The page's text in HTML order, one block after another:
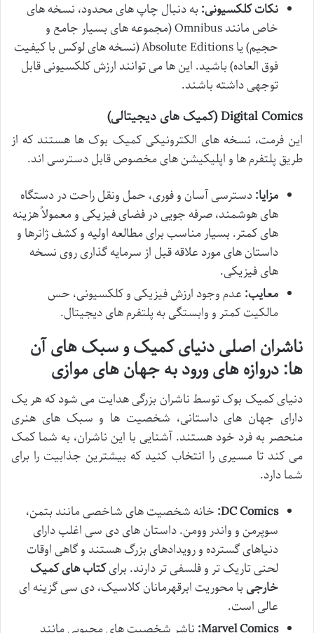
نکات کلکسیونی: به دنبال چاپ های محدود، نسخه های
خاص مانند Omnibus (مجموعه های بسیار جامع و
حجیم) یا Absolute Editions (نسخه های لوکس با کیفیت
فوق العاده) باشید. این ها می توانند ارزش کلکسیونی قابل
توجهی داشته باشند.
Digital Comics (کمیک های دیجیتالی)
این فرمت، نسخه های الکترونیکی کمیک بوک ها هستند که از
طریق پلتفرم ها و اپلیکیشن های مخصوص قابل دسترسی اند.
مزایا:دسترسی آسان و فوری، حمل ونقل راحت در دستگاه
های هوشمند، صرفه جویی در فضای فیزیکی و معمولاً هزینه
های کمتر. بسیار مناسب برای مطالعه اولیه و کشف ژانرها و
داستان های مورد علاقه قبل از سرمایه گذاری روی نسخه
های فیزیکی.
معایب: عدم وجود ارزش فیزیکی و کلکسیونی، حس
مالکیت کمتر و وابستگی به پلتفرم های دیجیتال.
ناشران اصلی دنیای کمیک و سبک های آن
ها: دروازه های ورود به جهان های موازی
دنیای کمیک بوک توسط ناشران بزرگی هدایت می شود که هر یک
دارای جهان های داستانی، شخصیت ها و سبک های هنری
منحصر به فرد خود هستند. آشنایی با این ناشران، به شما کمک
می کند تا مسیری را انتخاب کنید که بیشترین جذابیت را برای
شما دارد.
DC Comics: خانه شخصیت های شاخصی مانند بتمن،
سوپرمن و واندر وومن. داستان های دی سی اغلب دارای
دنیاهای گسترده و رویدادهای بزرگ هستند و گاهی اوقات
لحنی تاریک تر و فلسفی تر دارند. برایکتاب های کمیک
خارجی با محوریت ابرقهرمانان کلاسیک، دی سی گزینه ای
عالی است.
Marvel Comics: ناشر شخصیت های محبوبی مانند